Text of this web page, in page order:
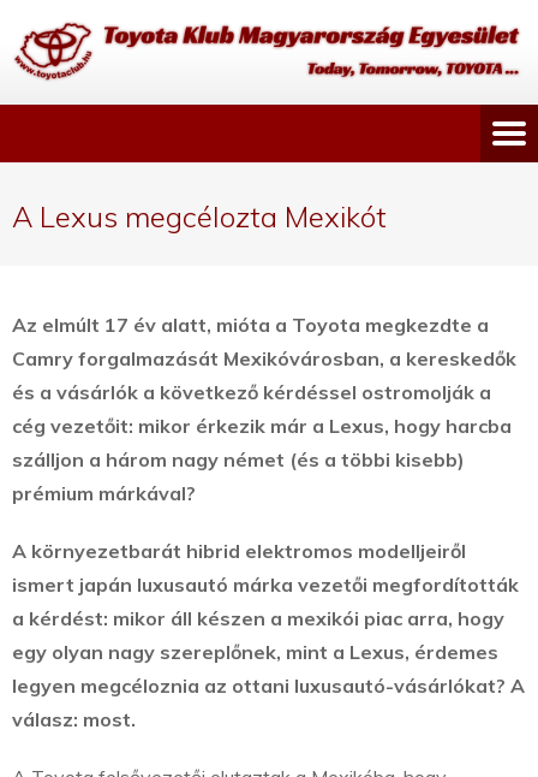
A Lexus megcélozta Mexikót
Az elmúlt 17 év alatt, mióta a Toyota megkezdte a
Camry forgalmazását Mexikóvárosban, a kereskedők
és a vásárlók a következő kérdéssel ostromolják a
cég vezetőit: mikor érkezik már a Lexus, hogy harcba
szálljon a három nagy német (és a többi kisebb)
prémium márkával?
A környezetbarát hibrid elektromos modelljeiről
ismert japán luxusautó márka vezetői megfordították
a kérdést: mikor áll készen a mexikói piac arra, hogy
egy olyan nagy szereplőnek, mint a Lexus, érdemes
legyen megcéloznia az ottani luxusautó-vásárlókat? A
válasz: most.